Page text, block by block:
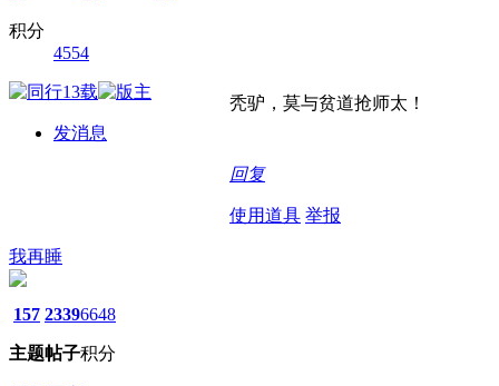
积分
4554
发消息
秃驴，莫与贫道抢师太！
回复
使用道具 举报
我再睡
157
主题
2339
帖子
6648
积分